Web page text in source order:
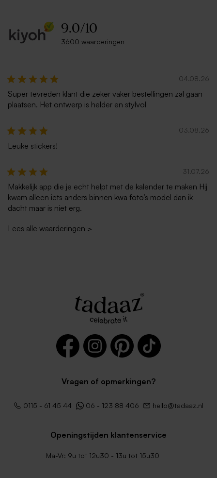
9.0/10
3600 waarderingen
04.08.26
Super tevreden klant die zeker vaker bestellingen zal gaan
plaatsen. Het ontwerp is helder en stylvol
03.08.26
Leuke stickers!
31.07.26
Makkelijk app die je echt helpt met de kalender te maken Hij
kwam alleen iets anders binnen kwa foto’s model dan ik
dacht maar is niet erg.
Lees alle waarderingen >
Vragen of opmerkingen?
0115 - 61 45 44 06 - 123 88 406 hello@tadaaz.nl
Openingstijden klantenservice
Ma-Vr: 9u tot 12u30 - 13u tot 15u30